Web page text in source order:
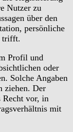
Nutzer zu
über den
persönliche
trifft.
Profil und
oder
Solche Angaben
ziehen. Der
Recht vor, in
mit